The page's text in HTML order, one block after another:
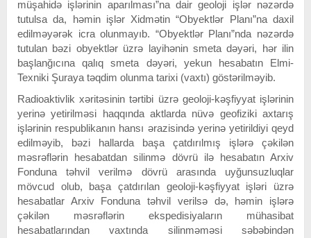
müşahidə işlərinin aparılması”na dair geoloji işlər nəzərdə
tutulsa da, həmin işlər Xidmətin “Obyektlər Planı”na daxil
edilməyərək icra olunmayıb. “Obyektlər Planı”nda nəzərdə
tutulan bəzi obyektlər üzrə layihənin smeta dəyəri, hər ilin
başlanğıcına qalıq smeta dəyəri, yekun hesabatın Elmi-
Texniki Şuraya təqdim olunma tarixi (vaxtı) göstərilməyib.
Radioaktivlik xəritəsinin tərtibi üzrə geoloji-kəşfiyyat işlərinin
yerinə yetirilməsi haqqında aktlarda nüvə geofiziki axtarış
işlərinin respublikanın hansı ərazisində yerinə yetirildiyi qeyd
edilməyib, bəzi hallarda başa çatdırılmış işlərə çəkilən
məsrəflərin hesabatdan silinmə dövrü ilə hesabatın Arxiv
Fonduna təhvil verilmə dövrü arasında uyğunsuzluqlar
mövcud olub, başa çatdırılan geoloji-kəşfiyyat işləri üzrə
hesabatlar Arxiv Fonduna təhvil verilsə də, həmin işlərə
çəkilən məsrəflərin ekspedisiyaların mühasibat
hesabatlarından vaxtında silinməməsi səbəbindən